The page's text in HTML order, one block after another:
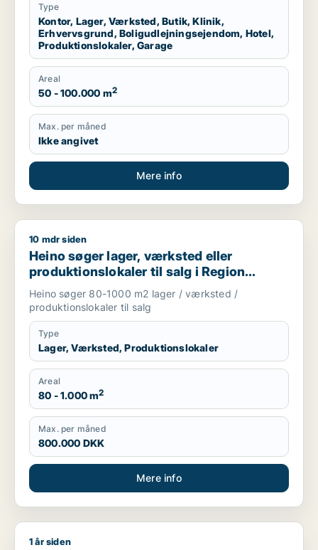
Type
Kontor, Lager, Værksted, Butik, Klinik,
Erhvervsgrund, Boligudlejningsejendom, Hotel,
Produktionslokaler, Garage
Areal
50 - 100.000 m2
Max. per måned
Ikke angivet
Mere info
Heino søger lager, værksted eller produktionslokaler til salg
10 mdr siden
Heino søger lager, værksted eller
produktionslokaler til salg i Region
Sjælland
Heino søger 80-1000 m2 lager / værksted /
produktionslokaler til salg
Type
Lager, Værksted, Produktionslokaler
Areal
80 - 1.000 m2
Max. per måned
800.000 DKK
Mere info
Nanna søger boligudlejningsejendom til salg i Ringsted,
1 år siden